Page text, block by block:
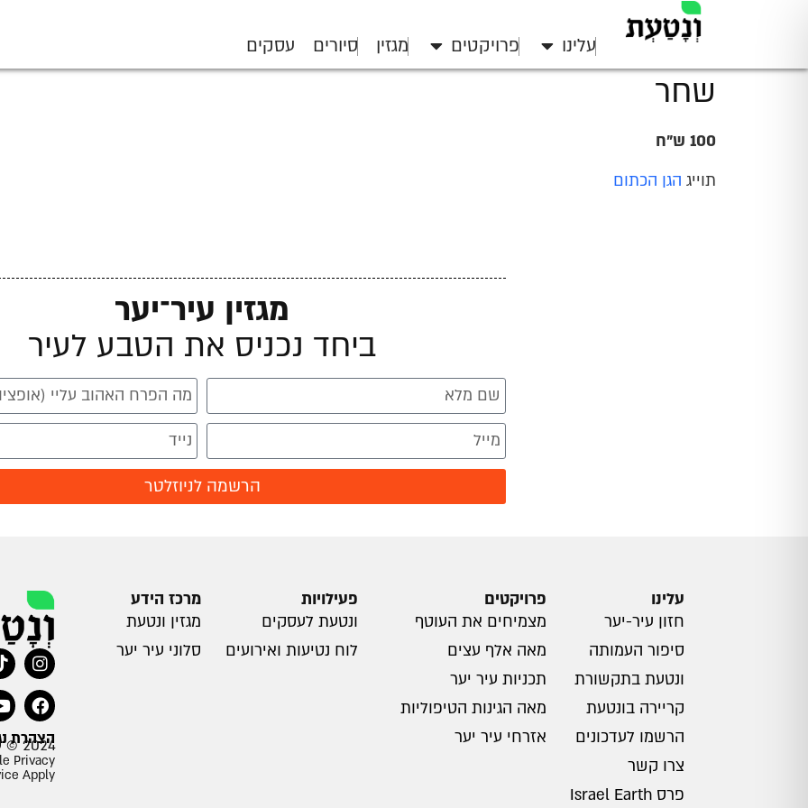
עלינו פרויקטים מגזין סיורים עסקים
שחר
100 ש"ח
תוייג הגן הכתום
מגזין עיר־יער
ביחד נכניס את הטבע לעיר
הרשמה לניוזלטר
עלינו
חזון עיר-יער
סיפור העמותה
ונטעת בתקשורת
קריירה בונטעת
הרשמו לעדכונים
צרו קשר
פרס Israel Earth
פרויקטים
מצמיחים את העוטף
מאה אלף עצים
תכניות עיר יער
מאה הגינות הטיפוליות
אזרחי עיר יער
פעילויות
ונטעת לעסקים
לוח נטיעות ואירועים
מרכז הידע
מגזין ונטעת
סלוני עיר יער
הצהרת
2024 © עמותת ונטעת
Privacy
Apply